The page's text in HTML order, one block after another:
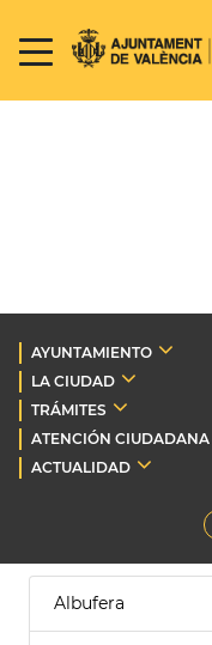
AYUNTAMIENTO
LA CIUDAD
TRÁMITES
ATENCIÓN CIUDADANA
ACTUALIDAD
Albufera